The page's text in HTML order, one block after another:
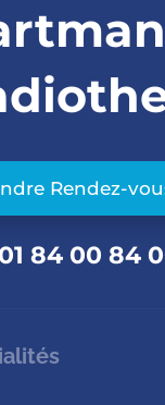
Rendez-
84 00 84